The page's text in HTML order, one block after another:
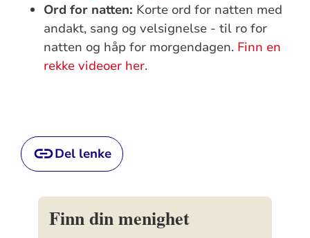
Ord for natten: Korte ord for natten med
andakt, sang og velsignelse - til ro for
natten og håp for morgendagen. Finn en
rekke videoer her.
Del lenke
Finn din menighet